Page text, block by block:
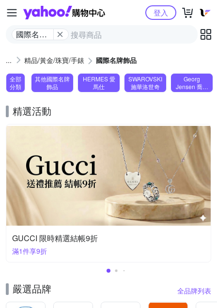
Yahoo購物中心
國際名牌
登入
精品/黃金/珠寶/手錶 國際名牌飾品
全部
分類
其他國際名牌
飾品
HERMES 愛
馬仕
SWAROVSKI
施華洛世奇
Georg
Jensen 喬治
傑生
精選活動
GUCCI 限時精選結帳9折
滿1件享9折
嚴選品牌 全品牌列表